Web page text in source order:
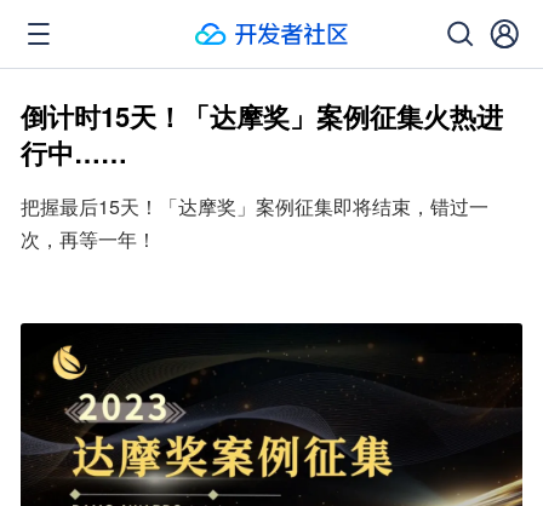
倒计时15天！「达摩奖」案例征集火热进
行中……
把握最后15天！「达摩奖」案例征集即将结束，错过一
次，再等一年！